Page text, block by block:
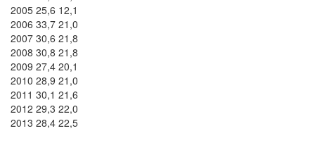
2005 25,6 12,1
2006 33,7 21,0
2007 30,6 21,8
2008 30,8 21,8
2009 27,4 20,1
2010 28,9 21,0
2011 30,1 21,6
2012 29,3 22,0
2013 28,4 22,5